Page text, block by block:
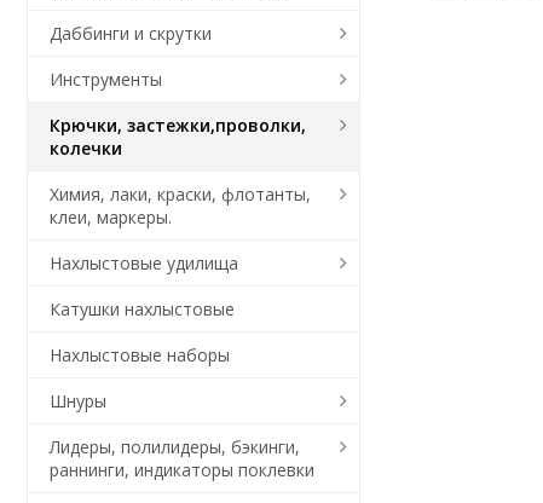
Даббинги и скрутки
Инструменты
Крючки, застежки,проволки,
колечки
Химия, лаки, краски, флотанты,
клеи, маркеры.
Нахлыстовые удилища
Катушки нахлыстовые
Нахлыстовые наборы
Шнуры
Лидеры, полилидеры, бэкинги,
раннинги, индикаторы поклевки